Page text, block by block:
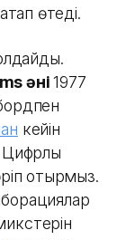
өтеді.
әні1977
кейін
отырмыз.